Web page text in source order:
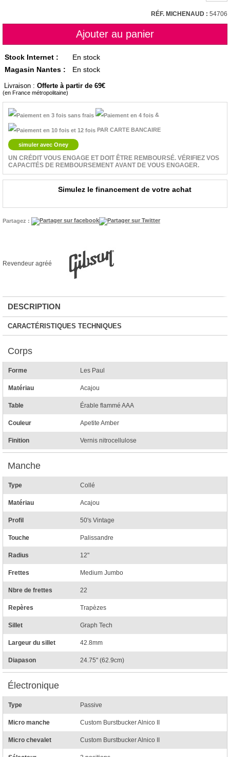
RÉF. MICHENAUD : 54706
Stock Internet :
En stock
Magasin Nantes :
En stock
Livraison : Offerte à partir de 69
(en France métropolitaine)
&
PAR CARTE BANCAIRE
simuler avec Oney
UN CRÉDIT VOUS ENGAGE ET DOIT ÊTRE REMBOURSÉ. VÉRIFIEZ VOS
CAPACITÉS DE REMBOURSEMENT AVANT DE VOUS ENGAGER.
Simulez le financement de votre achat
Partagez :
Revendeur agréé
DESCRIPTION
CARACTÉRISTIQUES TECHNIQUES
Corps
Forme Les Paul
Matériau Acajou
Table Érable flammé AAA
Couleur Apetite Amber
Finition Vernis nitrocellulose
Manche
Type Collé
Matériau Acajou
Profil 50's Vintage
Touche Palissandre
Radius 12"
Frettes Medium Jumbo
Nbre de frettes 22
Repères Trapèzes
Sillet Graph Tech
Largeur du sillet 42.8mm
Diapason 24.75" (62.9cm)
Électronique
Type Passive
Micro manche Custom Burstbucker Alnico II
Micro chevalet Custom Burstbucker Alnico II